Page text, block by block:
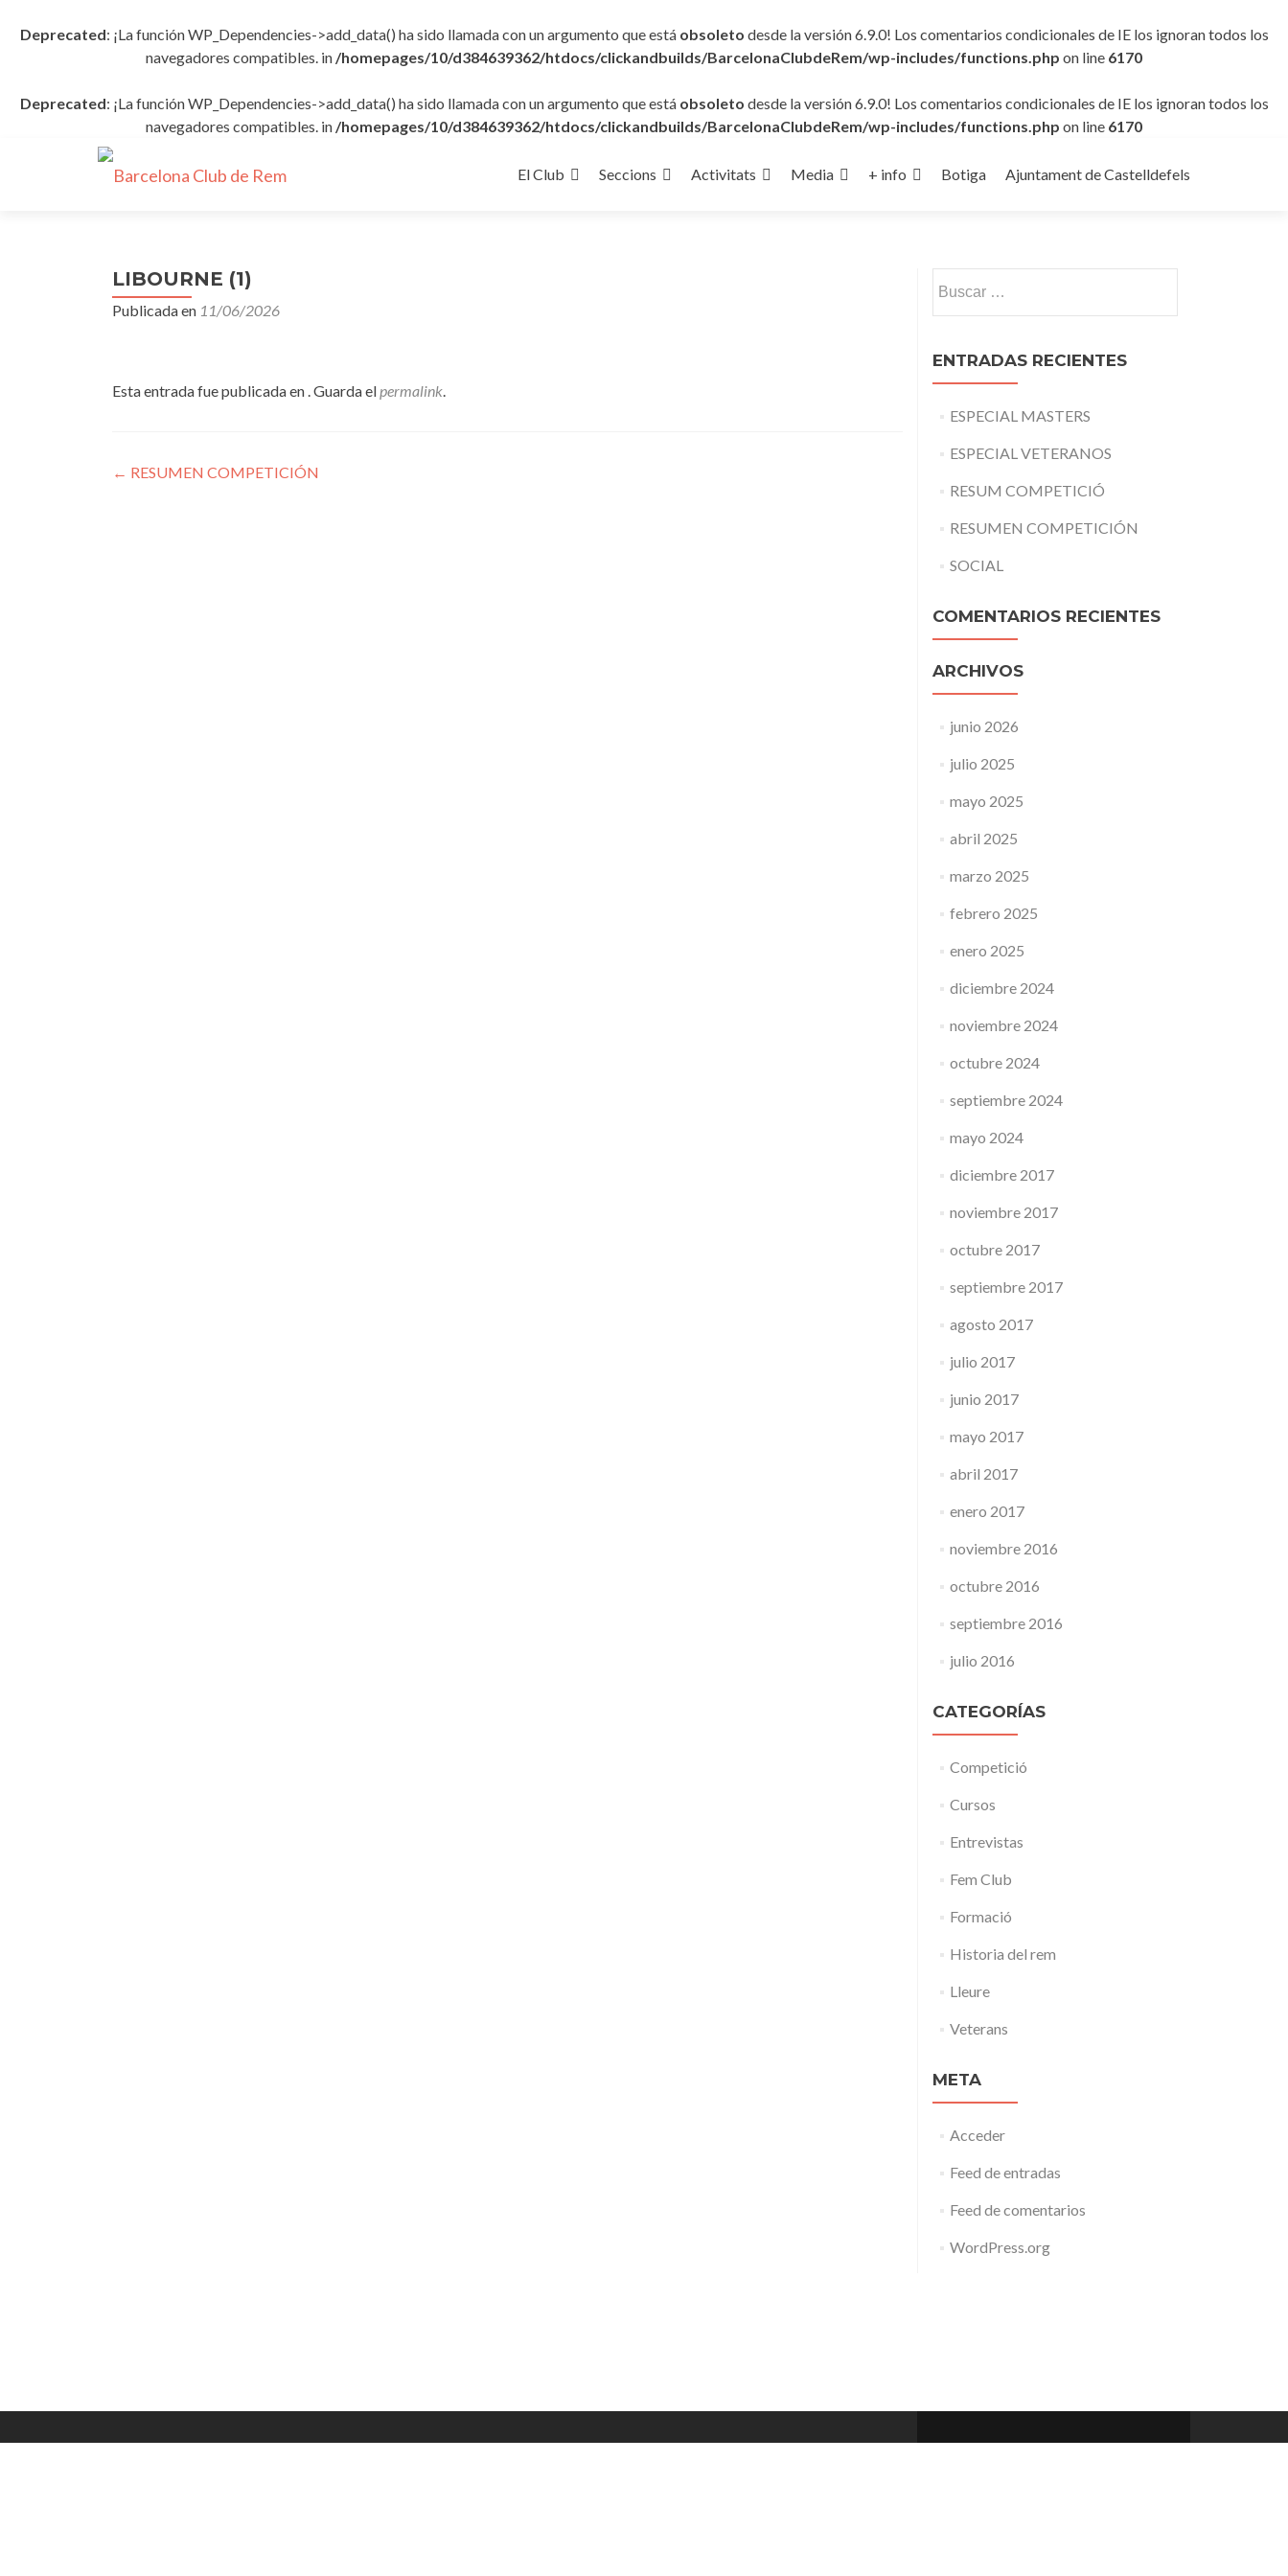
Deprecated: ¡La función WP_Dependencies->add_data() ha sido llamada con un argumento que está obsoleto desde la versión 6.9.0! Los comentarios condicionales de IE los ignoran todos los
navegadores compatibles. in /homepages/10/d384639362/htdocs/clickandbuilds/BarcelonaClubdeRem/wp-includes/functions.php on line 6170
Deprecated: ¡La función WP_Dependencies->add_data() ha sido llamada con un argumento que está obsoleto desde la versión 6.9.0! Los comentarios condicionales de IE los ignoran todos los
navegadores compatibles. in /homepages/10/d384639362/htdocs/clickandbuilds/BarcelonaClubdeRem/wp-includes/functions.php on line 6170
al
El Club Seccions Activitats Media + info Botiga Ajuntament de Castelldefels
LIBOURNE (1)
Publicada en 11/06/2026
Esta entrada fue publicada en . Guarda elpermalink.
Navegación
← RESUMEN COMPETICIÓN
ENTRADAS RECIENTES
ESPECIAL MASTERS
ESPECIAL VETERANOS
RESUM COMPETICIÓ
RESUMEN COMPETICIÓN
SOCIAL
COMENTARIOS RECIENTES
ARCHIVOS
junio 2026
julio 2025
mayo 2025
abril 2025
marzo 2025
febrero 2025
enero 2025
diciembre 2024
noviembre 2024
octubre 2024
septiembre 2024
mayo 2024
diciembre 2017
noviembre 2017
octubre 2017
septiembre 2017
agosto 2017
julio 2017
junio 2017
mayo 2017
abril 2017
enero 2017
noviembre 2016
octubre 2016
septiembre 2016
julio 2016
CATEGORÍAS
Competició
Cursos
Entrevistas
Fem Club
Formació
Historia del rem
Lleure
Veterans
META
Acceder
Feed de entradas
Feed de comentarios
WordPress.org